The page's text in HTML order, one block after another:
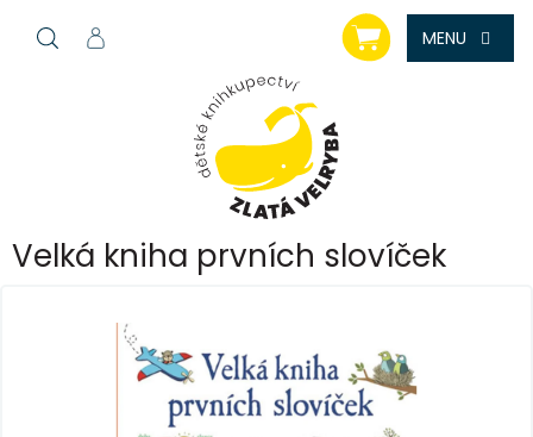
NÁKUPNÍ
KOŠÍK
Velká kniha prvních slovíček